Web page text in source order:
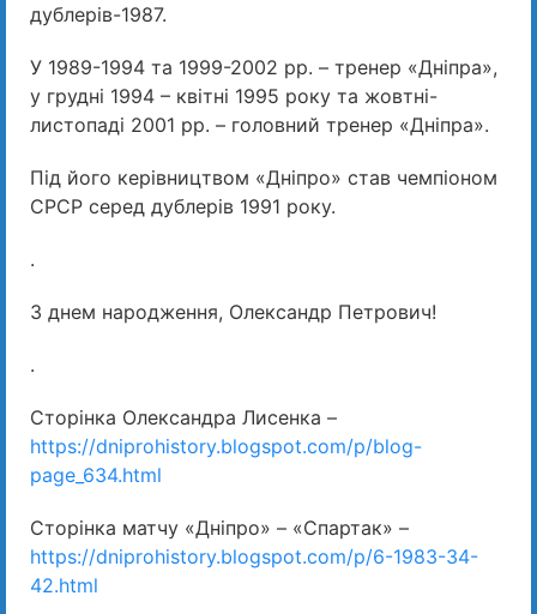
дублерів-1987.
У 1989-1994 та 1999-2002 рр. – тренер «Дніпра»,
у грудні 1994 – квітні 1995 року та жовтні-
листопаді 2001 рр. – головний тренер «Дніпра».
Під його керівництвом «Дніпро» став чемпіоном
СРСР серед дублерів 1991 року.
.
З днем народження, Олександр Петрович!
.
Сторінка Олександра Лисенка –
https://dniprohistory.blogspot.com/p/blog-
page_634.html
Сторінка матчу «Дніпро» – «Спартак» –
https://dniprohistory.blogspot.com/p/6-1983-34-
42.html